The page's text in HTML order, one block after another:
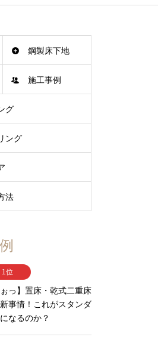
鋼製床下地
施工事例
グ
ング
法
1位
ぉっ】置床・乾式二重床
事情！これがスタンダ
なるのか？